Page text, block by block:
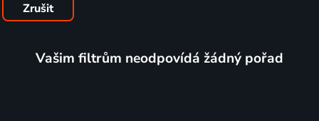
Zrušit
Vašim filtrům neodpovídá žádný pořad